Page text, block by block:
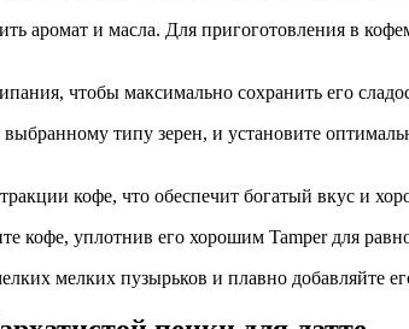
аромат и масла. Для пригоготовления в
чтобы максимально сохранить его
типу зерен, и установите
кофе, что обеспечит богатый вкус и
кофе, уплотнив его хорошим Tamper для
мелких пузырьков и плавно добавляйте